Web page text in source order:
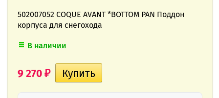
502007052 COQUE AVANT *BOTTOM PAN Поддон
корпуса для снегохода
В наличии
9 270 ₽